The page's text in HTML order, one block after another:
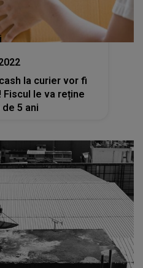
la curier vor fi
Fiscul le va reține
5 ani